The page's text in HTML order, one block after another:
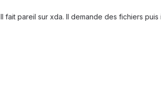
Il fait pareil sur xda. Il demande des fichiers